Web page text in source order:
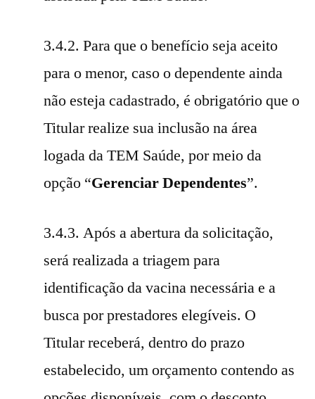
3.4.2. Para que o benefício seja aceito
para o menor, caso o dependente ainda
não esteja cadastrado, é obrigatório que o
Titular realize sua inclusão na área
logada da TEM Saúde, por meio da
opção “Gerenciar Dependentes”.
3.4.3. Após a abertura da solicitação,
será realizada a triagem para
identificação da vacina necessária e a
busca por prestadores elegíveis. O
Titular receberá, dentro do prazo
estabelecido, um orçamento contendo as